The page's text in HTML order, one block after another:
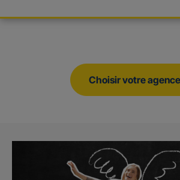
Choisir votre agence